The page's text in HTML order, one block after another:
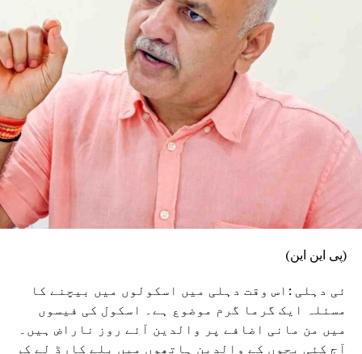
(پی این این)
ئی دہلی :اس وقت دہلی میں اسکولوں میں بیچنے کا
مسئلہ ایک گرما گرم موضوع ہے۔ اسکول کی فیسوں
میں من مانی اضافے پر والدین آئے روز ناراض ہیں۔
آج کئی بچوں کے والدین ہاتھوں میں پلے کارڈ لے کر